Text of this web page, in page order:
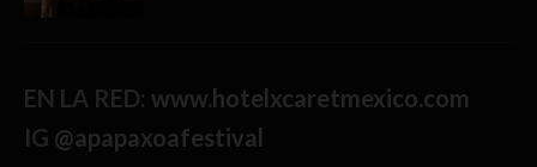
EN LA RED: www.hotelxcaretmexico.com
IG @apapaxoafestival